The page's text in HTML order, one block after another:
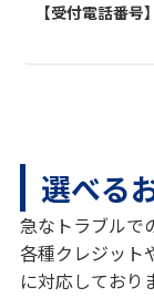
【受付電話番
選べる
急なトラブルで
各種クレジット
に対応しており